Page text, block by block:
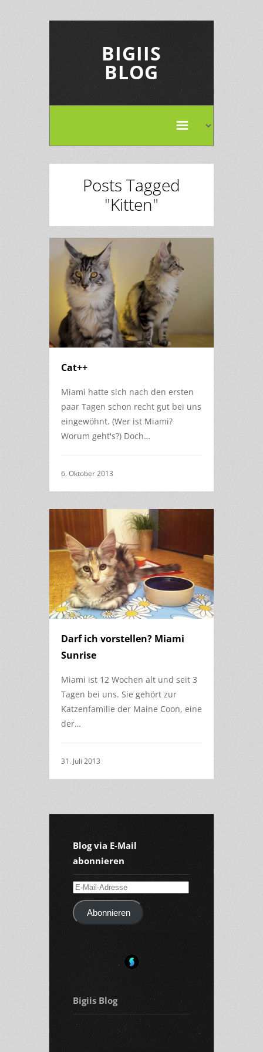
BIGIIS
BLOG
Posts Tagged
"Kitten"
Cat++
Miami hatte sich nach den ersten
paar Tagen schon recht gut bei uns
eingewöhnt. (Wer ist Miami?
Worum geht's?) Doch…
6. Oktober 2013
Darf ich vorstellen? Miami
Sunrise
Miami ist 12 Wochen alt und seit 3
Tagen bei uns. Sie gehört zur
Katzenfamilie der Maine Coon, eine
der…
31. Juli 2013
Blog via E-Mail
abonnieren
E-
Mail-
AdresseAbonnieren
Bigiis Blog